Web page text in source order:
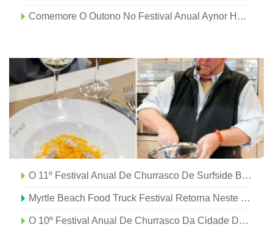
Comemore O Outono No Festival Anual Aynor Harvest Hoe-Down
O 11º Festival Anual De Churrasco De Surfside Beach Está De Volta!
Myrtle Beach Food Truck Festival Retorna Neste Fim De Semana
O 10º Festival Anual De Churrasco Da Cidade De Surfside Beach É Neste Fim De Semana